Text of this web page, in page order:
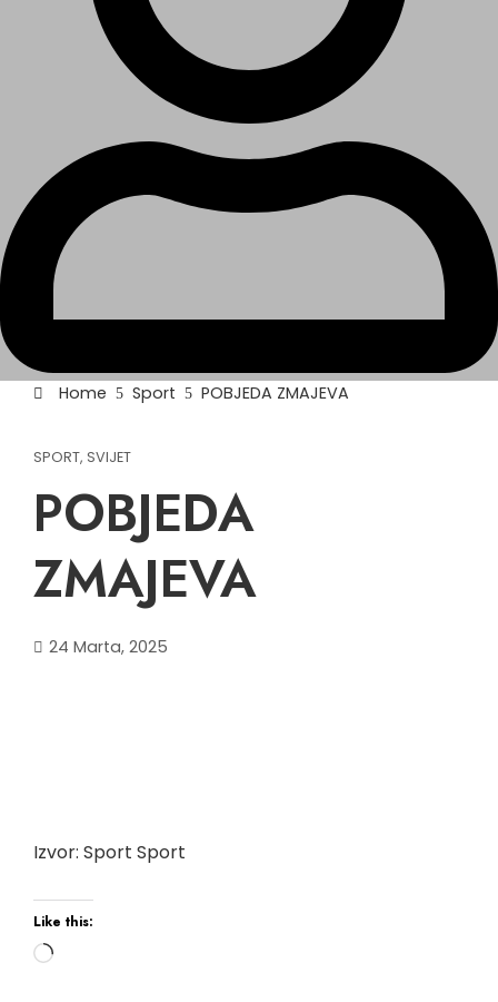
Home Sport POBJEDA ZMAJEVA
SPORT, SVIJET
POBJEDA
ZMAJEVA
24 Marta, 2025
Izvor: Sport Sport
Like this:
Loading…